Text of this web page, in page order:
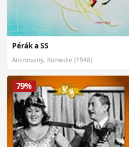
Pérák a SS
Animovaný, Komedie (1946)
79%